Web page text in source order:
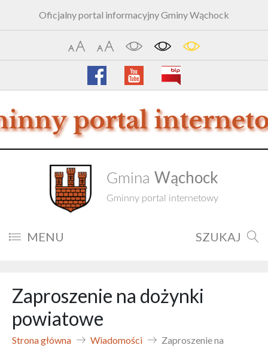
Oficjalny portal informacyjny Gminy Wąchock
Gmina Wąchock
Gminny portal internetowy
MENU SZUKAJ
Zaproszenie na dożynki
powiatowe
Strona główna Wiadomości
Zaproszenie na